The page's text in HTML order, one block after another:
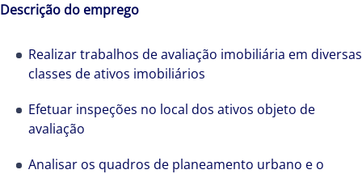
Descrição do emprego
Realizar trabalhos de avaliação imobiliária em diversas
classes de ativos imobiliários
Efetuar inspeções no local dos ativos objeto de
avaliação
Analisar os quadros de planeamento urbano e o